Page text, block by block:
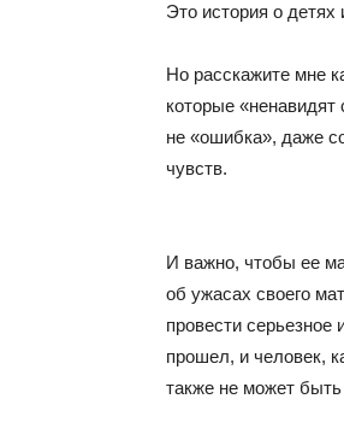
Это история о
Но расскажите мне
которые
не «ошибка», даже
чувств.
И важно, чтобы ее
об ужасах своего
провести
прошел, и человек,
также не может